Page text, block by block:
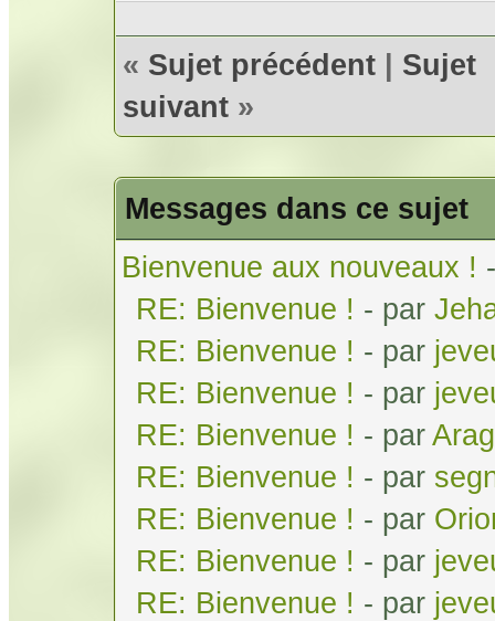
« Sujet précédent | Sujet
suivant »
Messages dans ce sujet
Bienvenue aux nouveaux !
RE: Bienvenue ! - par
RE: Bienvenue ! - par
RE: Bienvenue ! - par
RE: Bienvenue ! - par
RE: Bienvenue ! - par
RE: Bienvenue ! - par
RE: Bienvenue ! - par
RE: Bienvenue ! - par